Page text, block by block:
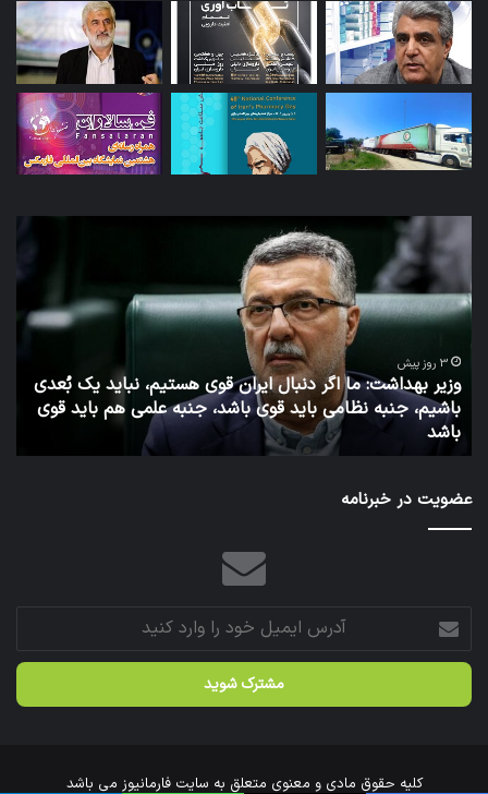
ایران قوی هستیم، نباید یک بُعدی
قوی باشد، جنبه علمی هم باید قوی
مدیر
سابق
وزارت
بهداشت
6 روز پیش
توئیت دکتر جهانپور
عضویت در خبرنامه
آدرس
ایمیل
خود
وارد
کلیه حقوق مادی و معنوی متعلق به سایت فارمانیوز می باشد